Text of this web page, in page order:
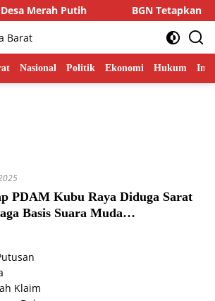
Merah Putih BGN Tetapkan
Nasional Politik Ekonomi Hukum
PDAM Kubu Raya Diduga Sarat
Basis Suara Muda